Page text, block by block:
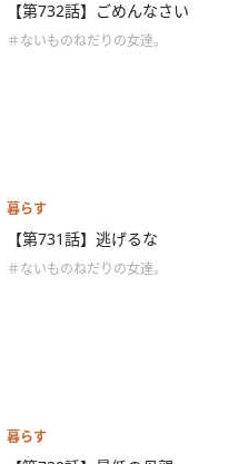
【第732話】ごめんなさい
＃ないものねだりの女達。
暮らす
【第731話】逃げるな
＃ないものねだりの女達。
暮らす